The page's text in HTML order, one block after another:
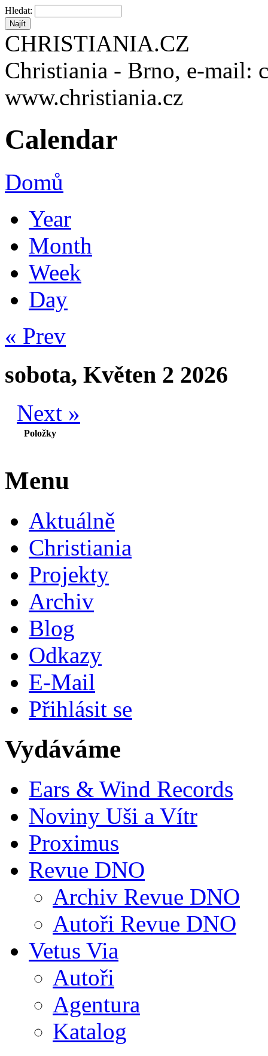
Hledat:
CHRISTIANIA.CZ
Christiania - Brno, e-mail:
www.christiania.cz
Calendar
Domů
Year
Month
Week
Day
« Prev
sobota, Květen 2 2026
Next »
Položky
Menu
Aktuálně
Christiania
Projekty
Archiv
Blog
Odkazy
E-Mail
Přihlásit se
Vydáváme
Ears & Wind Records
Noviny Uši a Vítr
Proximus
Revue DNO
Archiv Revue DNO
Autoři Revue DNO
Vetus Via
Autoři
Agentura
Katalog